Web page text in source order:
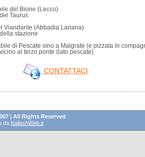
del Bione (Lecco)
Taurus
Viandante (Abbadia Lariana)
stazione
di Pescate sino a Malgrate (e pizzata in
al terzo ponte (lato pescate)
CONTATTACI
| All Rights Reserved
da KailashWeb.it